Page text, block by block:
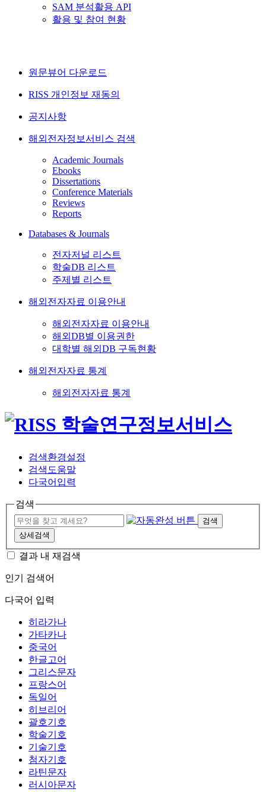
SAM 분석활용 API
활용 및 참여 현황
원문뷰어 다운로드
RISS 개인정보 재동의
공지사항
해외전자정보서비스 검색
Academic Journals
Ebooks
Dissertations
Conference Materials
Reviews
Reports
Databases & Journals
전자저널 리스트
학술DB 리스트
주제별 리스트
해외전자자료 이용안내
해외전자자료 이용안내
해외DB별 이용권한
대학별 해외DB 구독현황
해외전자자료 통계
해외전자자료 통계
검색환경설정
검색도움말
다국어입력
검색
검색
상세검색
결과 내 재검색
인기 검색어
다국어 입력
히라가나
가타카나
중국어
한글고어
그리스문자
프랑스어
독일어
히브리어
괄호기호
학술기호
기술기호
첨자기호
라틴문자
러시아문자